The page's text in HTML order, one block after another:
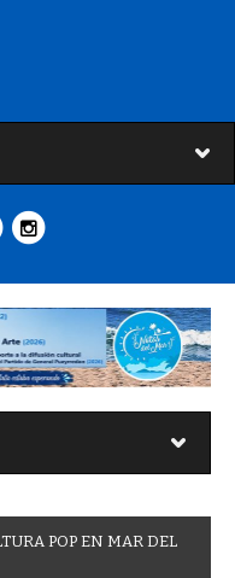
TURA POP EN MAR DEL